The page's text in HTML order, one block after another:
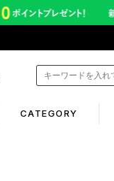
CATEGORY